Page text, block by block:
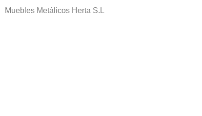
Muebles Metálicos Herta S.L